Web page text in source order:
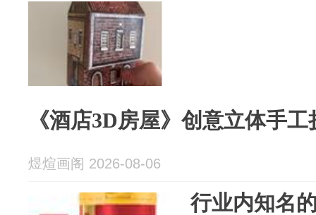
《酒店3D房屋》创意立体手
煜煊画阁 2026-08-06
行业内知名